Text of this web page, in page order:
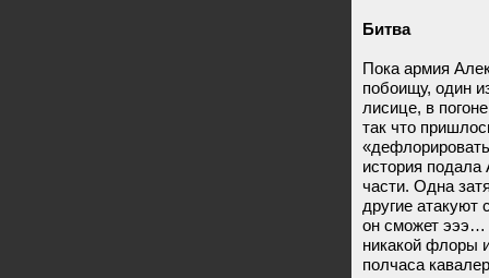
Битва
Пока армия
побоищу, один
лисице, в
так что
история
части. Одна
другие атакуют
он сможет эээ…
никакой флоры
полчаса